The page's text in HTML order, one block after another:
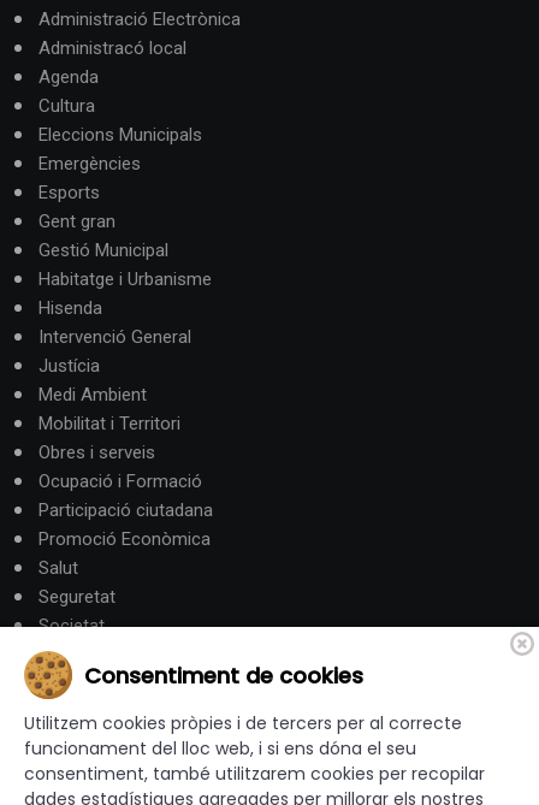
Administració Electrònica
Administracó local
Agenda
Cultura
Eleccions Municipals
Emergències
Esports
Gent gran
Gestió Municipal
Habitatge i Urbanisme
Hisenda
Intervenció General
Justícia
Medi Ambient
Mobilitat i Territori
Obres i serveis
Ocupació i Formació
Participació ciutadana
Promoció Econòmica
Salut
Seguretat
Societat
Turisme
Altres Canals
canalandorra.ad
Consentiment de cookies
Utilitzem cookies pròpies i de tercers per al correcte
funcionament del lloc web, i si ens dóna el seu
consentiment, també utilitzarem cookies per recopilar
dades estadístiques agregades per millorar els nostres